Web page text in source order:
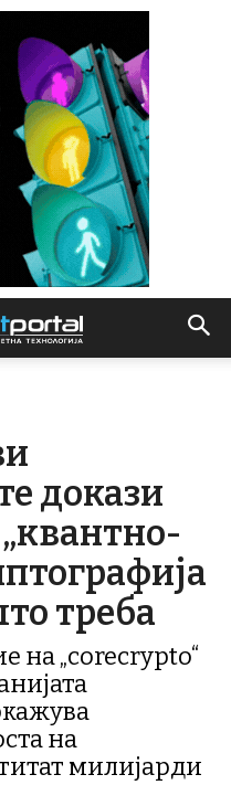
докази
треба
на „corecrypto“
на
милијарди